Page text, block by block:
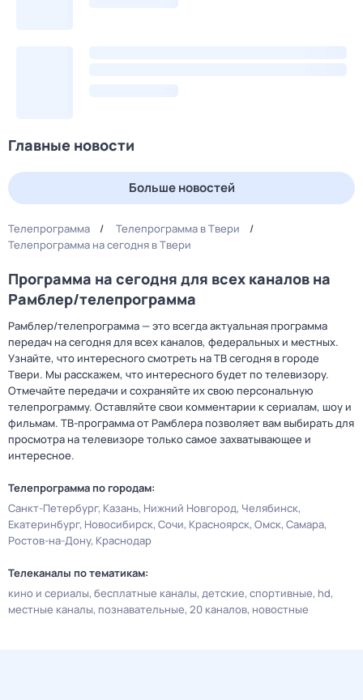
Главные новости
Больше новостей
Телепрограмма
Телепрограмма в Твери
Телепрограмма на сегодня в Твери
Программа на сегодня для всех каналов на
Рамблер/телепрограмма
Рамблер/телепрограмма — это всегда актуальная программа
передач на сегодня для всех каналов, федеральных и местных.
Узнайте, что интересного смотреть на ТВ сегодня в городе
Твери. Мы расскажем, что интересного будет по телевизору.
Отмечайте передачи и сохраняйте их свою персональную
телепрограмму. Оставляйте свои комментарии к сериалам, шоу и
фильмам. ТВ-программа от Рамблера позволяет вам выбирать для
просмотра на телевизоре только самое захватывающее и
интересное.
Телепрограмма по городам:
Санкт-Петербург Казань Нижний Новгород Челябинск
Екатеринбург Новосибирск Сочи Красноярск Омск Самара
Ростов-на-Дону Краснодар
Телеканалы по тематикам:
кино и сериалы бесплатные каналы детские спортивные hd
местные каналы познавательные 20 каналов новостные